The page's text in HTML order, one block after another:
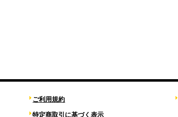
ご利用規約
特定商取引に基づく表示